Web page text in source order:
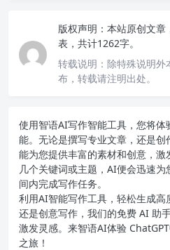
版权声明： 本站原创文章
表，共计1262字。
转载说明： 除特殊说明外
布，转载请注明出处。
使用智语AI写作智能工具，您将体
能。无论是撰写专业文章，还是
能为您提供丰富的素材和创意，激
几个关键词或主题，AI便会迅速
间内完成写作任务。
利用AI智能写作工具，轻松生成
还是创意写作，我们的免费 AI 助
激发灵感。来智语AI体验
之旅！